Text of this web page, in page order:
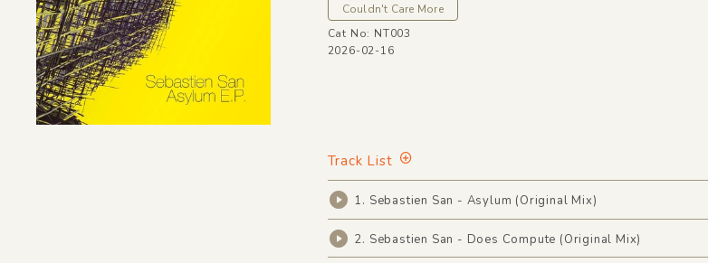
Couldn't Care More
Cat No: NT003
2026-02-16
Track List
1. Sebastien San - Asylum (Original Mix)
2. Sebastien San - Does Compute (Original Mix)